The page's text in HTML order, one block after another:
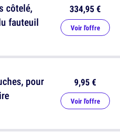
pour
9,95 €
Voir l'offre
côtelé,
fauteuil
334,95 €
Voir l'offre